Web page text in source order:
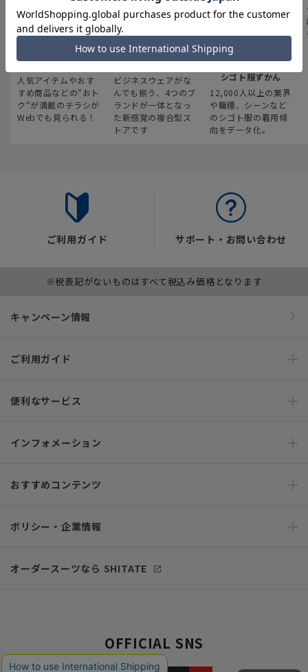
最新のお買い得情報
人気アイテムやおす
すめ商品などの“おト
ク“が満載のチラシが
Webでも見られる！
スーツスクエア
ビジネスウェアがな
んでも揃う、4つのブ
ランドが一体となっ
た新感覚の複合型ス
トアです
みんなの
シゴト服ずかん
12,000人以上の業界
や職種、シーンなど
のシゴト服の着用傾
向をデータ化。
ご利用ガイド サポート・お問い合わせ
※税表記がないものはすべて税込み価格となります
キャンペーン情報
ご利用ガイド
便利なサービス
インフォメーション
おすすめコンテンツ
ポリシー・企業情報
オーダースーツなら SHITATE
OFFICIAL SNS